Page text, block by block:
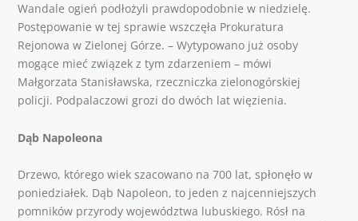
Wandale ogień podłożyli prawdopodobnie w niedzielę.
Postępowanie w tej sprawie wszczęła Prokuratura
Rejonowa w Zielonej Górze. – Wytypowano już osoby
mogące mieć związek z tym zdarzeniem – mówi
Małgorzata Stanisławska, rzeczniczka zielonogórskiej
policji. Podpalaczowi grozi do dwóch lat więzienia.
Dąb Napoleona
Drzewo, którego wiek szacowano na 700 lat, spłonęło w
poniedziałek. Dąb Napoleon, to jeden z najcenniejszych
pomników przyrody województwa lubuskiego. Rósł na